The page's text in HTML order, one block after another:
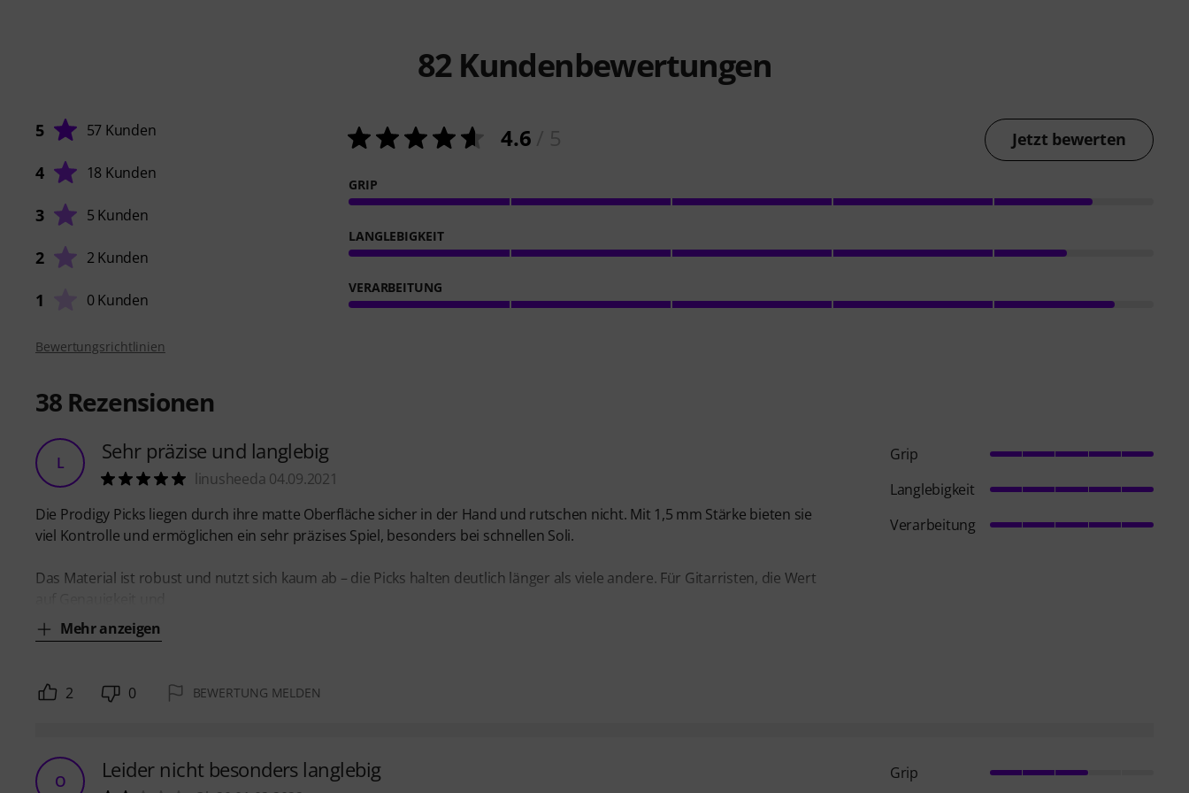
82Kundenbewertungen
5 57 Kunden
4 18 Kunden
3 5 Kunden
2 2 Kunden
1 0 Kunden
4.6 Jetzt bewerten
GRIP
LANGLEBIGKEIT
VERARBEITUNG
Bewertungsrichtlinien
38 Rezensionen
L Sehr präzise und langlebig
linusheeda 04.09.2021
Die Prodigy Picks liegen durch ihre matte Oberfläche sicher in der Hand und rutschen nicht. Mit 1,5 mm Stärke bieten sie
viel Kontrolle und ermöglichen ein sehr präzises Spiel, besonders bei schnellen Soli.
Das Material ist robust und nutzt sich kaum ab – die Picks halten deutlich länger als viele andere. Für Gitarristen, die Wert
Mehr anzeigen
Grip
Langlebigkeit
Verarbeitung
2 0 BEWERTUNG MELDEN
O Leider nicht besonders langlebig Grip